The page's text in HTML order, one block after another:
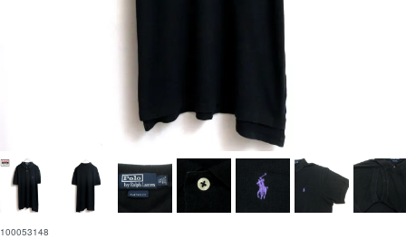
100053148